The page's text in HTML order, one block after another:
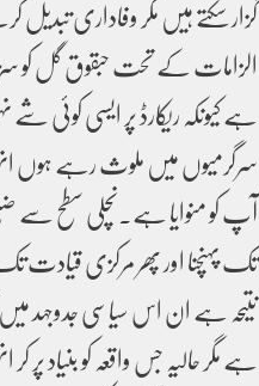
گزار سکتے ہیں مگر وفاداری
الزامات کے تحت حبقوق گل کو
ہے کیونکہ ریکارڈ پر ایسی کوئی
سرگرمیوں میں ملوث رہے ہوں
آپ کو منوایا ہے۔نچلی سطح سے
تک پہنچنا اور پھر مرکزی
نتیحہ ہے ان اس سیاسی جدوجہد
ہے مگر حالیہ جس واقعہ کو بنیاد